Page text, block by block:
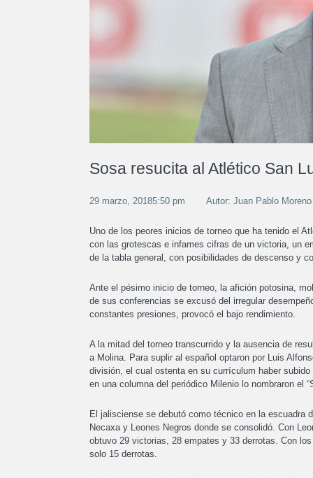
Sosa resucita al Atlético San
29 marzo, 20185:50 pm Autor: Juan Pablo
Uno de los peores inicios de torneo que ha tenido el
con las grotescas e infames cifras de un victoria, un
de la tabla general, con posibilidades de descenso y
Ante el pésimo inicio de torneo, la afición potosina,
de sus conferencias se excusó del irregular
constantes presiones, provocó el bajo rendimiento.
A la mitad del torneo transcurrido y la ausencia de
a Molina. Para suplir al español optaron por Luis
división, el cual ostenta en su currículum haber
en una columna del periódico Milenio lo nombraron el
El jalisciense se debutó como técnico en la escuadra
Necaxa y Leones Negros donde se consolidó. Con
obtuvo 29 victorias, 28 empates y 33 derrotas. Con
solo 15 derrotas.